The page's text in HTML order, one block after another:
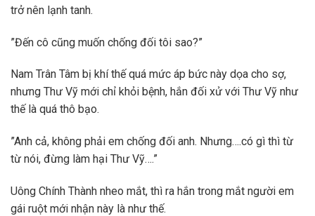
trở nên lạnh tanh.
”Đến cô cũng muốn chống đối tôi sao?”
Nam Trân Tâm bị khí thế quá mức áp bức này dọa cho sợ,
nhưng Thư Vỹ mới chỉ khỏi bệnh, hắn đối xử với Thư Vỹ như
thế là quá thô bạo.
”Anh cả, không phải em chống đối anh. Nhưng….có gì thì từ
từ nói, đừng làm hại Thư Vỹ….”
Uông Chính Thành nheo mắt, thì ra hắn trong mắt người em
gái ruột mới nhận này là như thế.